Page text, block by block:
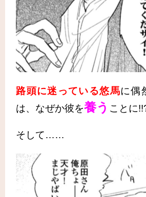
路頭に迷っている悠馬に偶
は、なぜか彼を養う ことに
そして……